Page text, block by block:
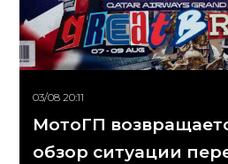
03/08 20:11
МотоГП
обзор ситуации